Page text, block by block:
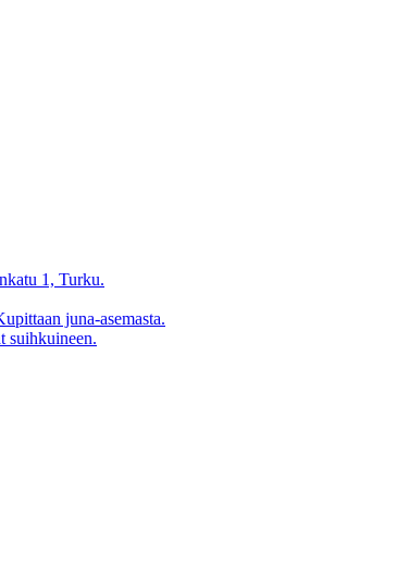
1, Turku.
juna-asemasta.
suihkuineen.